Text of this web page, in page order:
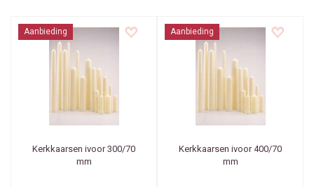
Aanbieding
Kerkkaarsen ivoor 300/70
mm
Aanbieding
Kerkkaarsen ivoor 400/70
mm